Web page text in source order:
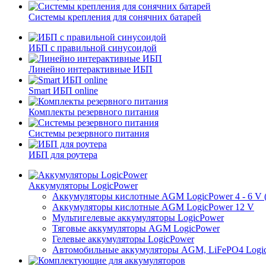
Системы крепления для сонячних батарей
ИБП с правильной синусоидой
Линейно интерактивные ИБП
Smart ИБП online
Комплекты резервного питания
Системы резервного питания
ИБП для роутера
Аккумуляторы LogicPower
Аккумуляторы кислотные AGM LogicPower 4 - 6
Аккумуляторы кислотные AGM LogicPower 12 V
Мультигелевые аккумуляторы LogicPower
Тяговые аккумуляторы AGM LogicPower
Гелевые аккумуляторы LogicPower
Автомобильные аккумуляторы AGM, LiFePO4